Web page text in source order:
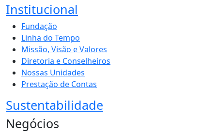
Institucional
Fundação
Linha do Tempo
Missão, Visão e Valores
Diretoria e Conselheiros
Nossas Unidades
Prestação de Contas
Sustentabilidade
Negócios